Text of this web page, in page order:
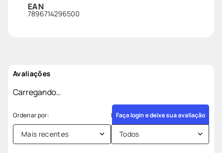
EAN
7896714296500
Avaliações
Carregando…
Faça login e deixe sua avaliação
Mais recentes Todos